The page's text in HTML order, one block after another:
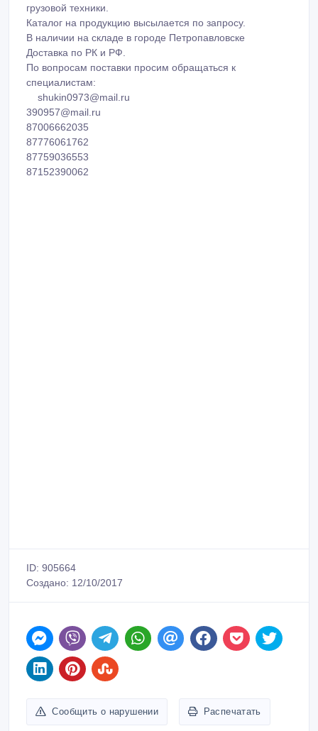
грузовой техники.
Каталог на продукцию высылается по запросу.
В наличии на складе в городе Петропавловске
Доставка по РК и РФ.
По вопросам поставки просим обращаться к
специалистам:
shukin0973@mail.ru
390957@mail.ru
87006662035
87776061762
87759036553
87152390062
ID: 905664
Создано: 12/10/2017
Сообщить о нарушении Распечатать